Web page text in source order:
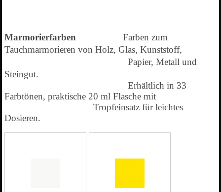
Marmorierfarben Farben zum
Tauchmarmorieren von Holz, Glas, Kunststoff,
Papier, Metall und
Steingut.
Erhältlich in 33
Farbtönen, praktische 20 ml Flasche mit
Tropfeinsatz für leichtes
Dosieren.